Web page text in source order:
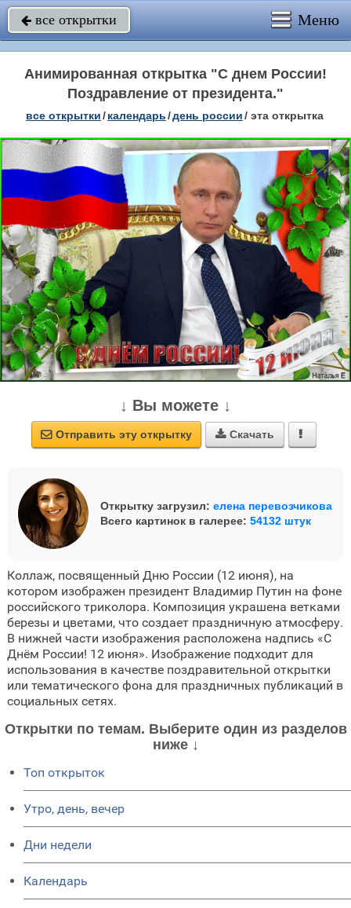
 все открытки Меню
Анимированная открытка "С днем России!
Поздравление от президента."
все открытки/календарь/день россии/ эта открытка
↓ Вы можете ↓
 Отправить эту открытку  Скачать 
Открытку загрузил: елена перевозчикова
Всего картинок в галерее: 54132 штук
Коллаж, посвященный Дню России (12 июня), на
котором изображен президент Владимир Путин на фоне
российского триколора. Композиция украшена ветками
березы и цветами, что создает праздничную атмосферу.
В нижней части изображения расположена надпись «С
Днём России! 12 июня». Изображение подходит для
использования в качестве поздравительной открытки
или тематического фона для праздничных публикаций в
социальных сетях.
Открытки по темам. Выберите один из разделов
ниже ↓
Топ открыток
Утро, день, вечер
Дни недели
Календарь